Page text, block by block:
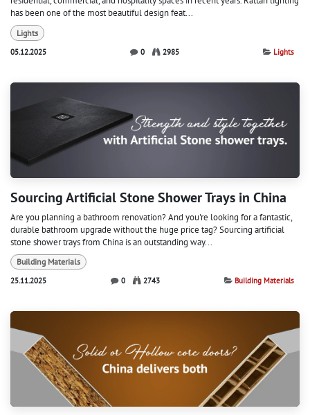
has been one of the most beautiful design feat...
Lights
05.12.2025
0 2985 Lights
Sourcing Artificial Stone Shower Trays in China
Are you planning a bathroom renovation? And you're looking for a fantastic,
durable bathroom upgrade without the huge price tag? Sourcing artificial
stone shower trays from China is an outstanding way...
Building Materials
25.11.2025
0 2743 Building Materials